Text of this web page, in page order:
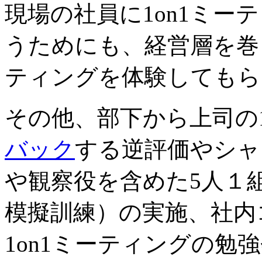
現場の社員に1on1ミー
うためにも、経営層を
ティングを体験しても
その他、部下から上司
バックする逆評価やシ
や観察役を含めた5人１
模擬訓練）の実施、社
1on1ミーティングの勉